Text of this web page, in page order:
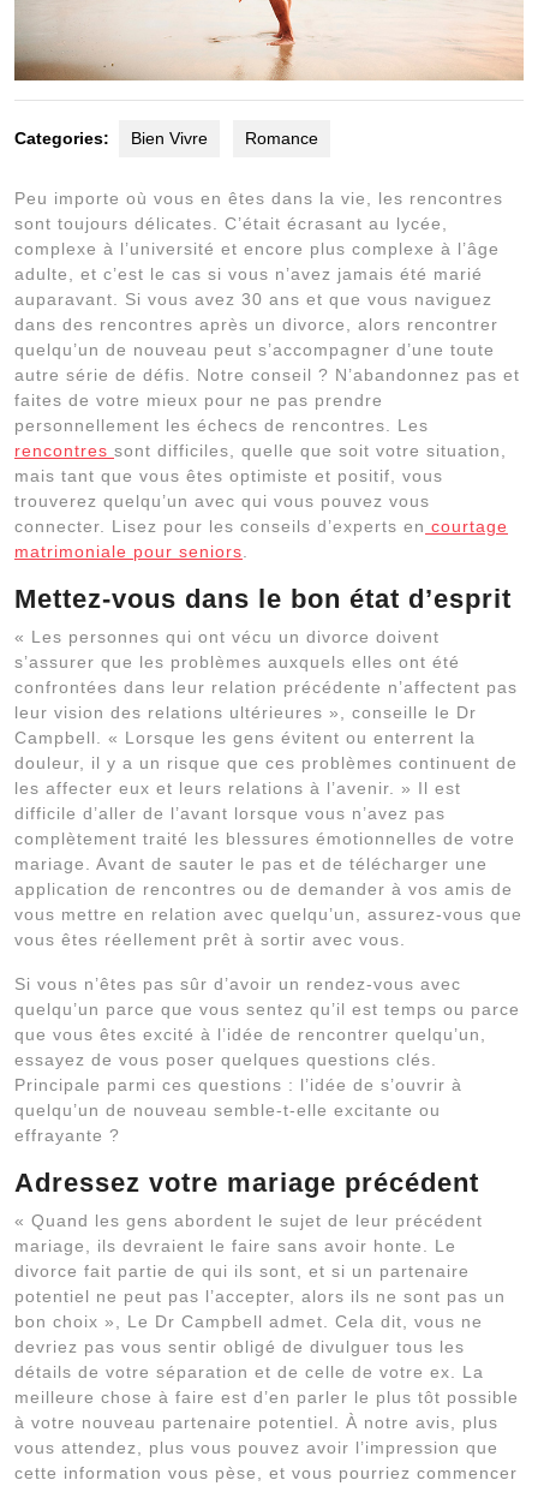
Categories: Bien Vivre Romance
Peu importe où vous en êtes dans la vie, les rencontres
sont toujours délicates. C’était écrasant au lycée,
complexe à l’université et encore plus complexe à l’âge
adulte, et c’est le cas si vous n’avez jamais été marié
auparavant. Si vous avez 30 ans et que vous naviguez
dans des rencontres après un divorce, alors rencontrer
quelqu’un de nouveau peut s’accompagner d’une toute
autre série de défis. Notre conseil ? N’abandonnez pas et
faites de votre mieux pour ne pas prendre
personnellement les échecs de rencontres. Les
rencontres sont difficiles, quelle que soit votre situation,
mais tant que vous êtes optimiste et positif, vous
trouverez quelqu’un avec qui vous pouvez vous
connecter. Lisez pour les conseils d’experts en courtage
matrimoniale pour seniors
Mettez-vous dans le bon état d’esprit
« Les personnes qui ont vécu un divorce doivent
s’assurer que les problèmes auxquels elles ont été
confrontées dans leur relation précédente n’affectent pas
leur vision des relations ultérieures », conseille le Dr
Campbell. « Lorsque les gens évitent ou enterrent la
douleur, il y a un risque que ces problèmes continuent de
les affecter eux et leurs relations à l’avenir. » Il est
difficile d’aller de l’avant lorsque vous n’avez pas
complètement traité les blessures émotionnelles de votre
mariage. Avant de sauter le pas et de télécharger une
application de rencontres ou de demander à vos amis de
vous mettre en relation avec quelqu’un, assurez-vous que
vous êtes réellement prêt à sortir avec vous.
Si vous n’êtes pas sûr d’avoir un rendez-vous avec
quelqu’un parce que vous sentez qu’il est temps ou parce
que vous êtes excité à l’idée de rencontrer quelqu’un,
essayez de vous poser quelques questions clés.
Principale parmi ces questions : l’idée de s’ouvrir à
quelqu’un de nouveau semble-t-elle excitante ou
effrayante ?
Adressez votre mariage précédent
« Quand les gens abordent le sujet de leur précédent
mariage, ils devraient le faire sans avoir honte. Le
divorce fait partie de qui ils sont, et si un partenaire
potentiel ne peut pas l’accepter, alors ils ne sont pas un
bon choix », Le Dr Campbell admet. Cela dit, vous ne
devriez pas vous sentir obligé de divulguer tous les
détails de votre séparation et de celle de votre ex. La
meilleure chose à faire est d’en parler le plus tôt possible
à votre nouveau partenaire potentiel. À notre avis, plus
vous attendez, plus vous pouvez avoir l’impression que
cette information vous pèse, et vous pourriez commencer